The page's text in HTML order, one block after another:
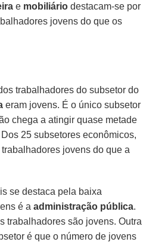
e mobiliário destacam-se por
jovens do que os
trabalhadores do subsetor do
eram jovens. É o único subsetor
chega a atingir quase metade
25 subsetores econômicos,
jovens do que a
se destaca pela baixa
é aadministração pública.
trabalhadores são jovens. Outra
é que o número de jovens